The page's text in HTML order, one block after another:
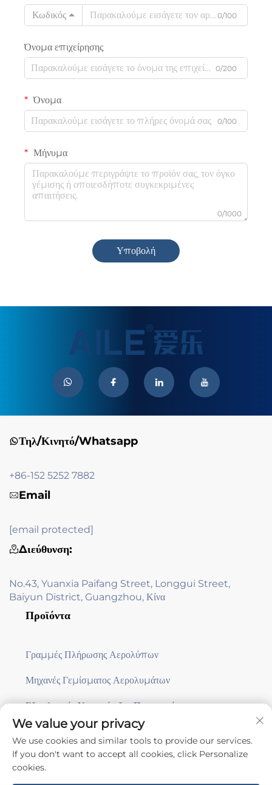
Κωδικός
0/100
Όνομα επιχείρησης
0/200
Όνομα
0/100
Μήνυμα
0/1000
Υποβολή
Τηλ/Κινητό/Whatsapp
+86-152 5252 7882
Email
[email protected]
Διεύθυνση:
No.43, Yuanxia Paifang Street, Longgui Street,
Baiyun District, Guangzhou, Κίνα
Προϊόντα
Γραμμές Πλήρωσης Αερολύπων
Μηχανές Γεμίσματος Αερολυμάτων
Εξοπλισμός Υποστήριξης Παραγωγής
Εγγραφή
We value your privacy
We use cookies and similar tools to provide our services.
If you don't want to accept all cookies, click Personalize
cookies.